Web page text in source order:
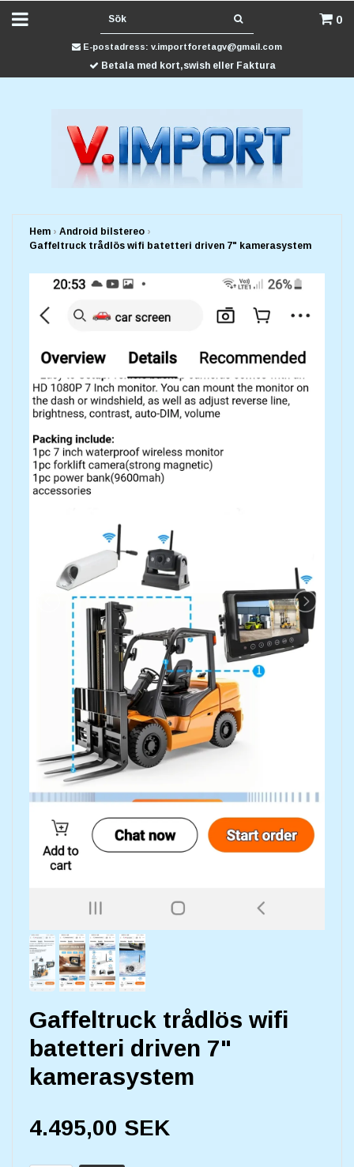
0
E-postadress: v.importforetagv@gmail.com
Betala med kort,swish eller Faktura
Hem › Android bilstereo ›
Gaffeltruck trådlös wifi batetteri driven 7" kamerasystem
Gaffeltruck trådlös wifi
batetteri driven 7"
kamerasystem
4.495,00 SEK